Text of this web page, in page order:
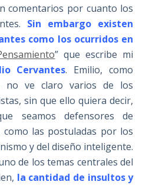
comentarios por cuanto los
Sin embargo existen
como los ocurridos en
” que escribe mi
Cervantes. Emilio, como
no ve claro varios de los
sin que ello quiera decir,
seamos defensores de
como las postuladas por los
y del diseño inteligente.
de los temas centrales del
la cantidad de insultos y